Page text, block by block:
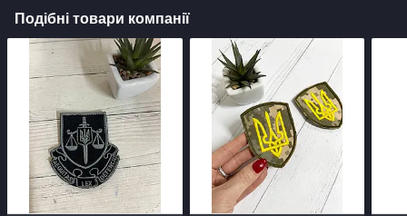
Подібні товари компанії